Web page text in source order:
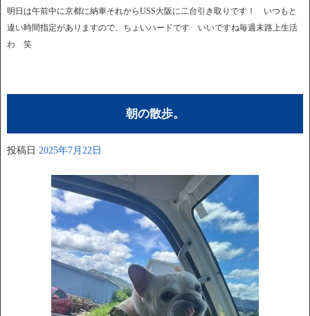
明日は午前中に京都に納車それからUSS大阪に二台引き取りです！ いつもと
違い時間指定がありますので、ちょいハードです いいですね毎週末路上生活
わ 笑
朝の散歩。
投稿日 2025年7月22日